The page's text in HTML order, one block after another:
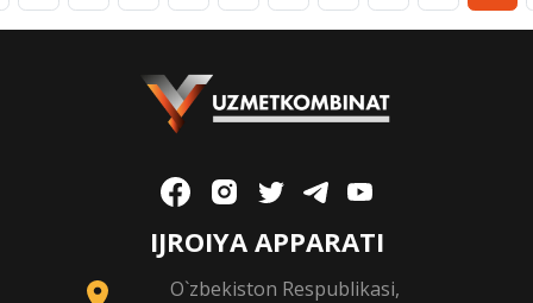
IJROIYA APPARATI
O`zbekiston Respublikasi,